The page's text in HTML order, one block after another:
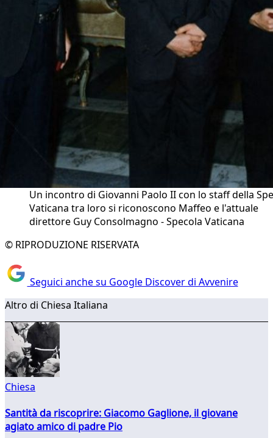
Un incontro di Giovanni Paolo II con lo staff della
Vaticana tra loro si riconoscono Maffeo e l'attuale
direttore Guy Consolmagno - Specola Vaticana
© RIPRODUZIONE RISERVATA
Seguici anche su Google Discover di Avvenire
Altro di Chiesa Italiana
Chiesa
Santità da riscoprire: Giacomo Gaglione, il giovane
agiato amico di padre Pio